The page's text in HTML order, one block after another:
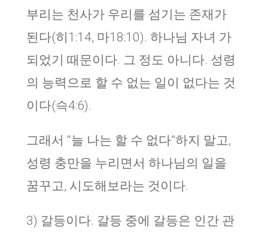
부리는 천사가 우리를 섬기는 존재가
된다(히1:14, 마18:10). 하나님 자녀 가
되었기 때문이다. 그 정도 아니다. 성령
의 능력으로 할 수 없는 일이 없다는 것
이다(슥4:6).
그래서 “늘 나는 할 수 없다”하지 말고,
성령 충만을 누리면서 하나님의 일을
꿈꾸고, 시도해보라는 것이다.
3) 갈등이다. 갈등 중에 갈등은 인간 관